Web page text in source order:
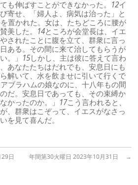
も伸ばすことができなかった。 12イ
寄せ、「婦人よ、病気は治った」と
置かれた。女は、たちどころに腰が
美した。 14ところが会堂長は、イエ
されたことに腹を立て、群衆に言っ
ある。その間に来て治してもらうが
。」 15しかし、主は彼に答えて言わ
あなたたちはだれでも、安息日にも
解いて、水を飲ませに引いて行くで
ブラハムの娘なのに、十八年もの間
だ。安息日であっても、その束縛か
かったのか。」 17こう言われると、
、群衆はこぞって、イエスがなさっ
を見て喜んだ。
29日 年間第30火曜日 2023年10月31日 →